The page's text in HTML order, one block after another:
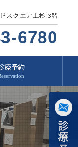
6780
スクエア上杉 3階
療予約